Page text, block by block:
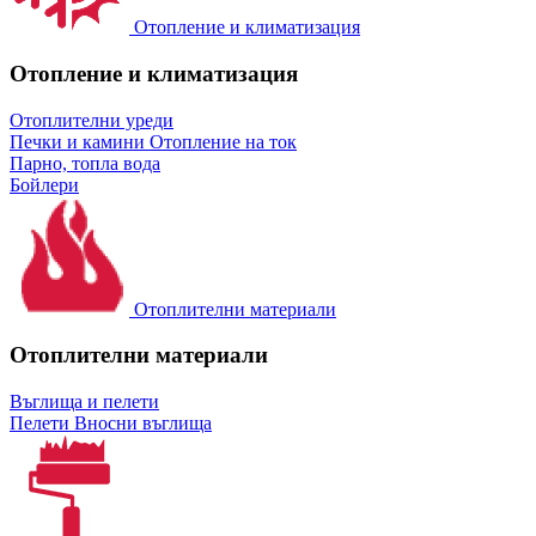
Отопление и климатизация
Отопление и климатизация
Отоплителни уреди
Печки и камини Отопление на ток
Парно, топла вода
Бойлери
Отоплителни материали
Отоплителни материали
Въглища и пелети
Пелети Вносни въглища